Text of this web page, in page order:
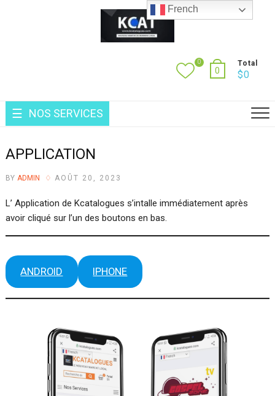
0
0
Total
$0
NOS SERVICES
APPLICATION
BY ADMIN AOÛT 20, 2023
L’ Application de Kcatalogues s’intalle immédiatement après
avoir cliqué sur l’un des boutons en bas.
ANDROID IPHONE
French